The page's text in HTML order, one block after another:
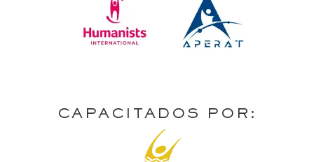
CAPACITADOS POR: